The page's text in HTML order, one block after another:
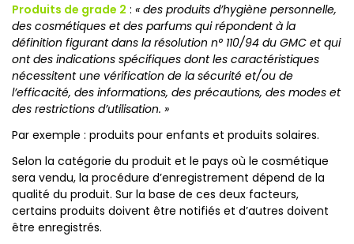
Produits de grade 2 : « des produits d’hygiène personnelle,
des cosmétiques et des parfums qui répondent à la
définition figurant dans la résolution n° 110/94 du GMC et qui
ont des indications spécifiques dont les caractéristiques
nécessitent une vérification de la sécurité et/ou de
l’efficacité, des informations, des précautions, des modes et
des restrictions d’utilisation. »
Par exemple : produits pour enfants et produits solaires.
Selon la catégorie du produit et le pays où le cosmétique
sera vendu, la procédure d’enregistrement dépend de la
qualité du produit. Sur la base de ces deux facteurs,
certains produits doivent être notifiés et d’autres doivent
être enregistrés.